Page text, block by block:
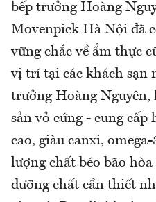
bếp trưởng Hoàng
Movenpick Hà Nội đã
vững chắc về ẩm thực
vị trí tại các khách sạn
trưởng Hoàng Nguyên,
sản vỏ cứng - cung
cao, giàu canxi,
lượng chất béo bão hòa
dưỡng chất cần thiết